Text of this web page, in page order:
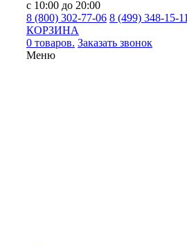
с 10:00 до 20:00
8 (800) 302-77-06 8 (499) 348-15-11
КОРЗИНА
0 товаров. Заказать звонок
Меню